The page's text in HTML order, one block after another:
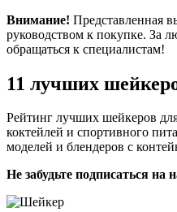
Внимание! Представленная
руководством к покупке. За
обращаться к специалистам!
11 лучших
Рейтинг лучших шейкеров
коктейлей и спортивного
моделей и блендеров с
Не забудьте подписаться